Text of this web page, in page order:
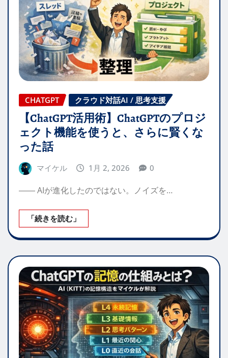
CHATGPT クラウド対話AI / 思考支援
【ChatGPT活用術】ChatGPTのプロジ
ェクト機能を使うと、さらに賢くな
った話
マイケル 1月 2, 2026 0
―― AIが進化したのではない。ノイズを…
「続きを読む」